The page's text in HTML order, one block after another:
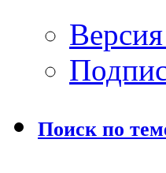
Поиск по